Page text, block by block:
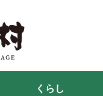
くらし